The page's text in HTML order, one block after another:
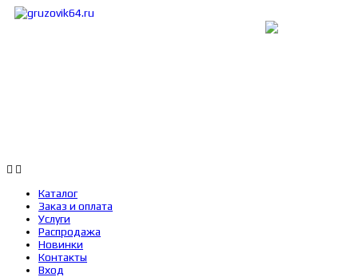
Каталог
Заказ и оплата
Услуги
Распродажа
Новинки
Контакты
Вход